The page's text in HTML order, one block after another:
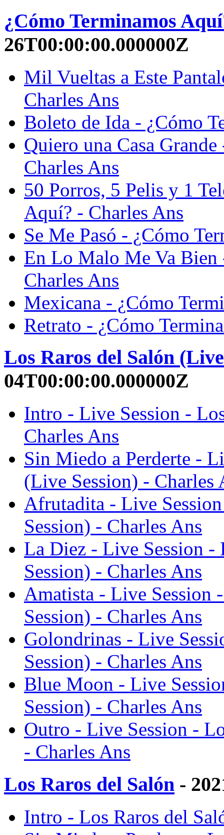
¿Cómo Terminamos
26T00:00:00.000000Z
Mil Vueltas a Este
Charles Ans
Boleto de Ida - ¿Cómo
Quiero una Casa
Charles Ans
50 Porros, 5 Pelis y 1
Aquí? - Charles Ans
Se Me Pasó - ¿Cómo
En Lo Malo Me Va Bien
Charles Ans
Mexicana - ¿Cómo
Retrato - ¿Cómo
Los Raros del Salón
04T00:00:00.000000Z
Intro - Live Session -
Charles Ans
Sin Miedo a Perderte -
(Live Session) - Charles
Afrutadita - Live
Session) - Charles Ans
La Diez - Live Session -
Session) - Charles Ans
Amatista - Live Session
Session) - Charles Ans
Golondrinas - Live
Session) - Charles Ans
Blue Moon - Live
Session) - Charles Ans
Outro - Live Session -
- Charles Ans
Los Raros del Salón -
Intro - Los Raros del